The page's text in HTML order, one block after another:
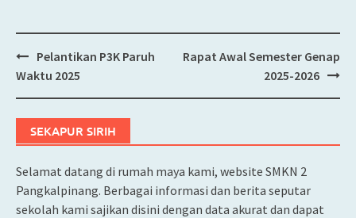
Post
Pelantikan P3K Paruh
Waktu 2025
Rapat Awal Semester Genap
2025-2026
SEKAPUR SIRIH
Selamat datang di rumah maya kami, website SMKN 2
Pangkalpinang. Berbagai informasi dan berita seputar
sekolah kami sajikan disini dengan data akurat dan dapat